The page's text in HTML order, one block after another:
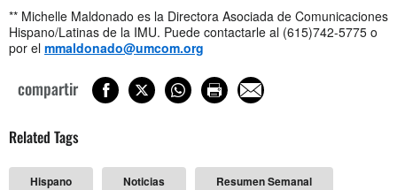
** Michelle Maldonado es la Directora Asociada de Comunicaciones
Hispano/Latinas de la IMU. Puede contactarle al (615)742-5775 o
por el mmaldonado@umcom.org
compartir
Related Tags
Hispano Noticias Resumen Semanal